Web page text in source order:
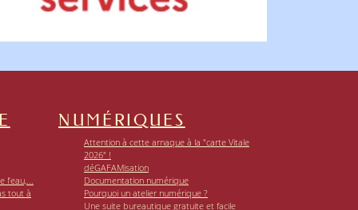
l’eau,...
tout à
NUMÉRIQUES
Attention à cette arnaque à la "carte Vitale
2026" !
déGAFAMisation
Documentation numérique
Pourquoi un atelier numérique ?
Une suite bureautique gratuite et facile